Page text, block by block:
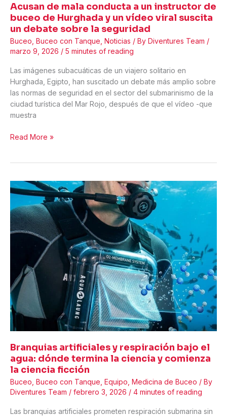
Acusan de mala conducta a un instructor de
buceo de Hurghada y un vídeo viral suscita
un debate sobre la seguridad
Buceo, Buceo con Tanque, Noticias / By Diventures Team /
marzo 9, 2026 / 5 minutes of reading
Las imágenes subacuáticas de un viajero solitario en
Hurghada, Egipto, han suscitado un debate más amplio sobre
las normas de seguridad en el sector del submarinismo de la
ciudad turística del Mar Rojo, después de que el vídeo -que
muestra
Acusan
a
un
instructor
de
buceo
de
Hurghada
vídeo
viral
suscita
un
debate
la
seguridad
Read More »
Branquias artificiales y respiración bajo el
agua: dónde termina la ciencia y comienza
la ciencia ficción
Buceo Buceo con Tanque Equipo Medicina de Buceo / By
Diventures Team / febrero 3, 2026 / 4 minutes of reading
Las branquias artificiales prometen respiración submarina sin